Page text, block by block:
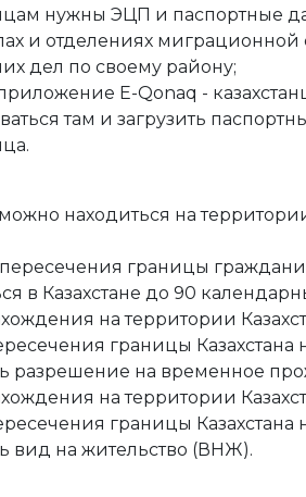
нужны ЭЦП и паспортные
и отделениях миграционной
дел по своему району;
E-Qonaq -
там и загрузить
находиться на
пересечения границы
в Казахстане до 90
на территории
границы Казахстана
разрешение на временное
на территории
границы Казахстана
вид на жительство (ВНЖ).